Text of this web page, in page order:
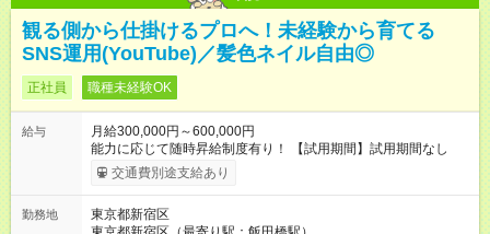
観る側から仕掛けるプロへ！未経験から育てる
SNS運用(YouTube)／髪色ネイル自由◎
正社員 職種未経験OK
給与
月給300,000円～600,000円
能力に応じて随時昇給制度有り！ 【試用期間】試用期間なし
交通費別途支給あり
勤務地
東京都新宿区